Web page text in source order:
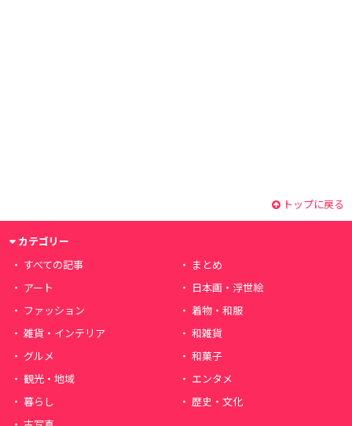
トップに戻る
カテゴリー
すべての記事
まとめ
アート
日本画・浮世絵
ファッション
着物・和服
雑貨・インテリア
和雑貨
グルメ
和菓子
観光・地域
エンタメ
暮らし
歴史・文化